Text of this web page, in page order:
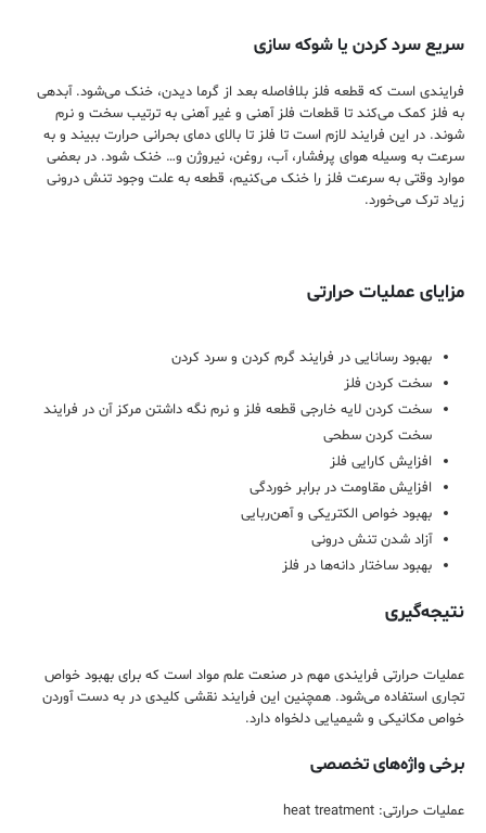
سریع سرد کردن یا شوکه سازی
فرایندی است که قطعه فلز بلافاصله بعد از گرما دیدن، خنک می‌شود. آبدهی
به فلز کمک می‌کند تا قطعات فلز آهنی و غیر آهنی به ترتیب سخت و نرم
شوند. در این فرایند لازم است تا فلز تا بالای دمای بحرانی حرارت ببیند و به
سرعت به وسیله هوای پرفشار، آب، روغن، نیروژن و… خنک شود. در بعضی
موارد وقتی به سرعت فلز را خنک می‌کنیم، قطعه به علت وجود تنش درونی
زیاد ترک می‌خورد.
مزایای عملیات حرارتی
بهبود رسانایی در فرایند گرم کردن و سرد کردن
سخت کردن فلز
سخت کردن لایه خارجی قطعه فلز و نرم نگه داشتن مرکز آن در فرایند
سخت کردن سطحی
افزایش کارایی فلز
افزایش مقاومت در برابر خوردگی
بهبود خواص الکتریکی و آهن‌ربایی
آزاد شدن تنش درونی
بهبود ساختار دانه‌ها در فلز
نتیجه‌گیری
عملیات حرارتی فرایندی مهم در صنعت علم مواد است که برای بهبود خواص
تجاری استفاده می‌شود. همچنین این فرایند نقشی کلیدی در به دست آوردن
خواص مکانیکی و شیمیایی دلخواه دارد.
برخی واژه‌های تخصصی
عملیات حرارتی: heat treatment